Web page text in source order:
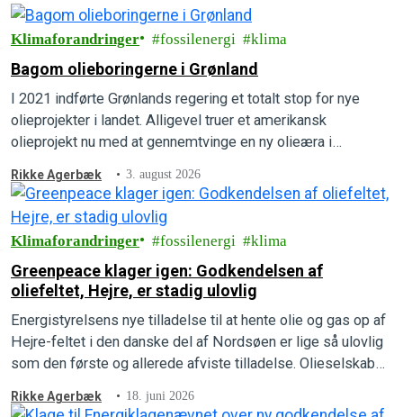
Klimaforandringer fossilenergi klima
Bagom olieboringerne i Grønland
I 2021 indførte Grønlands regering et totalt stop for nye
olieprojekter i landet. Alligevel truer et amerikansk
olieprojekt nu med at gennemtvinge en ny olieæra i
hvad der er på spil, og hvad der kan gøres for at forhindre
det i at ske.
Rikke Agerbæk 3. august 2026
Klimaforandringer fossilenergi klima
Greenpeace klager igen: Godkendelsen af
oliefeltet, Hejre, er stadig ulovlig
Energistyrelsens nye tilladelse til at hente olie og gas op af
Hejre-feltet i den danske del af Nordsøen er lige så ulovlig
som den første og allerede afviste tilladelse. Olieselskabet,
betyde for mennesker, natur og klima, som der står i loven.
Rikke Agerbæk 18. juni 2026